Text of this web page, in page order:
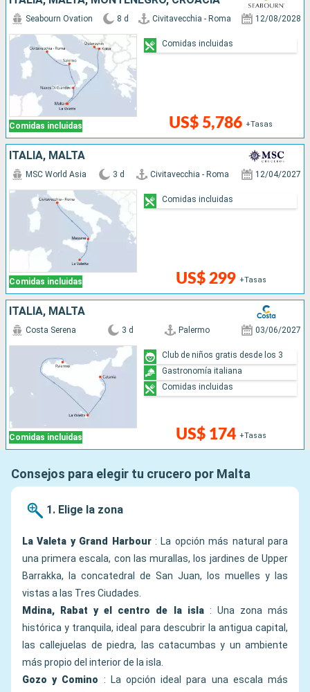
Comidas incluidas
Seabourn Ovation 8 d Civitavecchia - Roma 12/08/2028
US$ 5,786 +Tasas
Comidas incluidas
ITALIA, MALTA
Comidas incluidas
MSC World Asia 3 d Civitavecchia - Roma 12/04/2027
US$ 299 +Tasas
Comidas incluidas
ITALIA, MALTA
Comidas incluidas
Costa Serena 3 d Palermo 03/06/2027
US$ 174 +Tasas
Club de niños gratis desde los 3
Gastronomía italiana
Comidas incluidas
Consejos para elegir tu crucero por Malta
1. Elige la zona
La Valeta y Grand Harbour: La opción más natural para
una primera escala, con las murallas, los jardines de Upper
Barrakka, la concatedral de San Juan, los muelles y las
vistas a las Tres Ciudades.
Mdina, Rabat y el centro de la isla: Una zona más
histórica y tranquila, ideal para descubrir la antigua capital,
las callejuelas de piedra, las catacumbas y un ambiente
más propio del interior de la isla.
Gozo y Comino : La opción ideal para una escala más